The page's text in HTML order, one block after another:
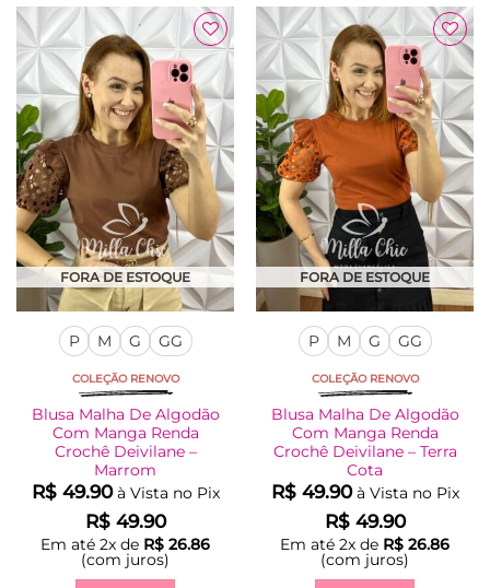
tem
várias
variantes.
As
opções
podem
ser
escolhidas
na
página
do
produto
tem
várias
variantes.
As
opções
podem
ser
escolhidas
na
página
do
produto
Adicionar
à Lista
FORA DE ESTOQUE
P M G GG
COLEÇÃO RENOVO
Blusa Malha De Algodão
Com Manga Renda
Crochê Deivilane –
Marrom
R$49.90 à Vista no Pix
R$49.90
Em até 2x de R$ 26.86
(com juros)
Adicionar
à Lista
FORA DE ESTOQUE
P M G GG
COLEÇÃO RENOVO
Blusa Malha De Algodão
Com Manga Renda
Crochê Deivilane – Terra
Cota
R$49.90 à Vista no Pix
R$49.90
Em até 2x de R$ 26.86
(com juros)